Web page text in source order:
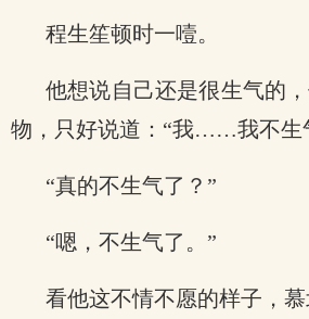
程生笙顿时一噎。
他想说自己还是很生气的
物，只好说道：“我……我不生
“真的不生气了？”
“嗯，不生气了。”
看他这不情不愿的样子，慕